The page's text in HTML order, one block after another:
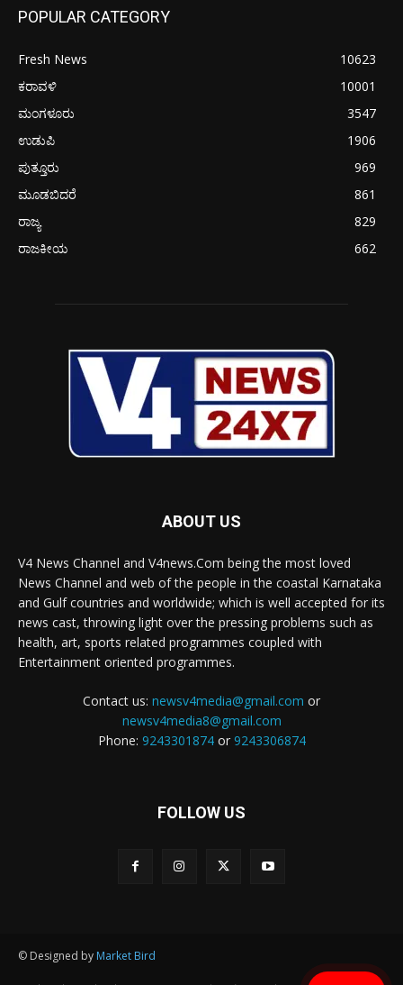
POPULAR CATEGORY
Fresh News
10623
ಕರಾವಳಿ
10001
ಮಂಗಳೂರು
3547
ಉಡುಪಿ
1906
ಪುತ್ತೂರು
969
ಮೂಡಬಿದರೆ
861
ರಾಜ್ಯ
829
ರಾಜಕೀಯ
662
ABOUT US
V4 News Channel and V4news.Com being the most loved
News Channel and web of the people in the coastal Karnataka
and Gulf countries and worldwide; which is well accepted for its
news cast, throwing light over the pressing problems such as
health, art, sports related programmes coupled with
Entertainment oriented programmes.
Contact us: newsv4media@gmail.com or
newsv4media8@gmail.com
Phone: 9243301874or 9243306874
FOLLOW US
© Designed by Market Bird